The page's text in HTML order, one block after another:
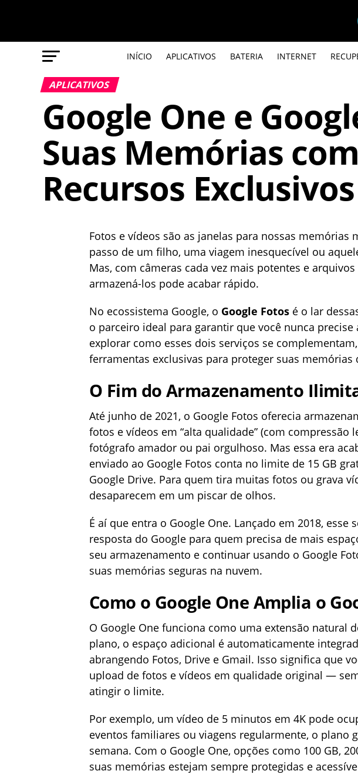
INÍCIO APLICATIVOS BATERIA INTERNET
APLICATIVOS
Google One e
Suas Memórias
Recursos Exclusivos
Fotos e vídeos são as janelas para nossas
passo de um filho, uma viagem inesquecível ou
Mas, com câmeras cada vez mais potentes e
armazená-los pode acabar rápido.
No ecossistema Google, o Google Fotos é o lar
o parceiro ideal para garantir que você nunca precise
explorar como esses dois serviços se
ferramentas exclusivas para proteger suas memórias
O Fim do Armazenamento
Até junho de 2021, o Google Fotos oferecia
fotos e vídeos em “alta qualidade” (com compressão
fotógrafo amador ou pai orgulhoso. Mas essa era
enviado ao Google Fotos conta no limite de 15 GB
Google Drive. Para quem tira muitas fotos ou grava
desaparecem em um piscar de olhos.
É aí que entra o Google One. Lançado em 2018, esse
resposta do Google para quem precisa de mais
seu armazenamento e continuar usando o Google
suas memórias seguras na nuvem.
Como o Google One Amplia o
O Google One funciona como uma extensão natural
plano, o espaço adicional é automaticamente
abrangendo Fotos, Drive e Gmail. Isso significa que
upload de fotos e vídeos em qualidade original —
atingir o limite.
Por exemplo, um vídeo de 5 minutos em 4K pode
eventos familiares ou viagens regularmente, o plano
semana. Com o Google One, opções como 100 GB,
suas memórias estejam sempre protegidas e